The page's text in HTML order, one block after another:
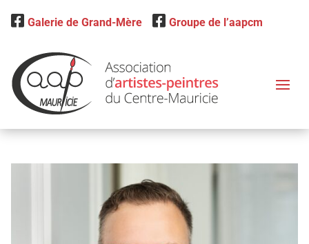
Galerie de Grand-Mère Groupe de l’aapcm